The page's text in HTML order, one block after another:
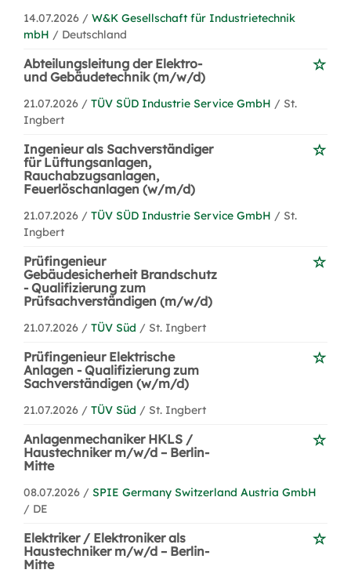
14.07.2026 / W&K Gesellschaft für Industrietechnik
mbH / Deutschland
Abteilungsleitung der Elektro-
und Gebäudetechnik (m/w/d)
21.07.2026 / TÜV SÜD Industrie Service GmbH / St.
Ingbert
Ingenieur als Sachverständiger
für Lüftungsanlagen,
Rauchabzugsanlagen,
Feuerlöschanlagen (w/m/d)
21.07.2026 / TÜV SÜD Industrie Service GmbH / St.
Ingbert
Prüfingenieur
Gebäudesicherheit Brandschutz
- Qualifizierung zum
Prüfsachverständigen (m/w/d)
21.07.2026 / TÜV Süd / St. Ingbert
Prüfingenieur Elektrische
Anlagen - Qualifizierung zum
Sachverständigen (w/m/d)
21.07.2026 / TÜV Süd / St. Ingbert
Anlagenmechaniker HKLS /
Haustechniker m/w/d – Berlin-
Mitte
08.07.2026 / SPIE Germany Switzerland Austria GmbH
/ DE
Elektriker / Elektroniker als
Haustechniker m/w/d – Berlin-
Mitte